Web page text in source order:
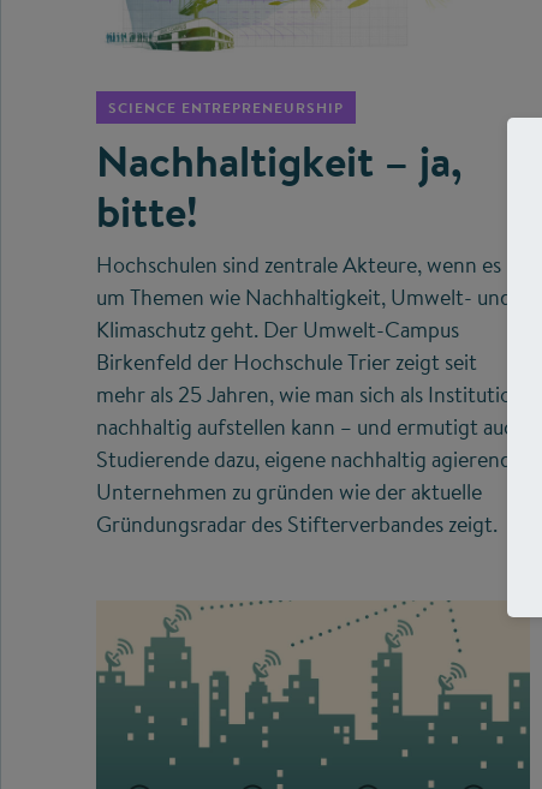
SCIENCE ENTREPRENEURSHIP
Nachhaltigkeit – ja,
bitte!
Hochschulen sind zentrale Akteure, wenn es
um Themen wie Nachhaltigkeit, Umwelt- und
Klimaschutz geht. Der Umwelt-Campus
Birkenfeld der Hochschule Trier zeigt seit
mehr als 25 Jahren, wie man sich als Institution
nachhaltig aufstellen kann – und ermutigt auch
Studierende dazu, eigene nachhaltig agierende
Unternehmen zu gründen wie der aktuelle
Gründungsradar des Stifterverbandes zeigt.